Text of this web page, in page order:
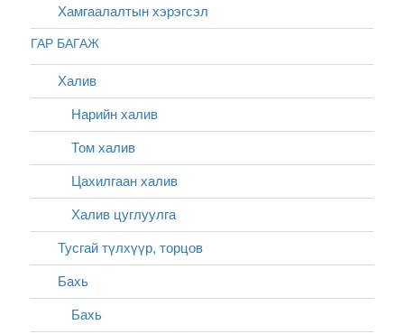
Хамгаалалтын хэрэгсэл
ГАР БАГАЖ
Халив
Нарийн халив
Том халив
Цахилгаан халив
Халив цуглуулга
Тусгай түлхүүр, торцов
Бахь
Бахь